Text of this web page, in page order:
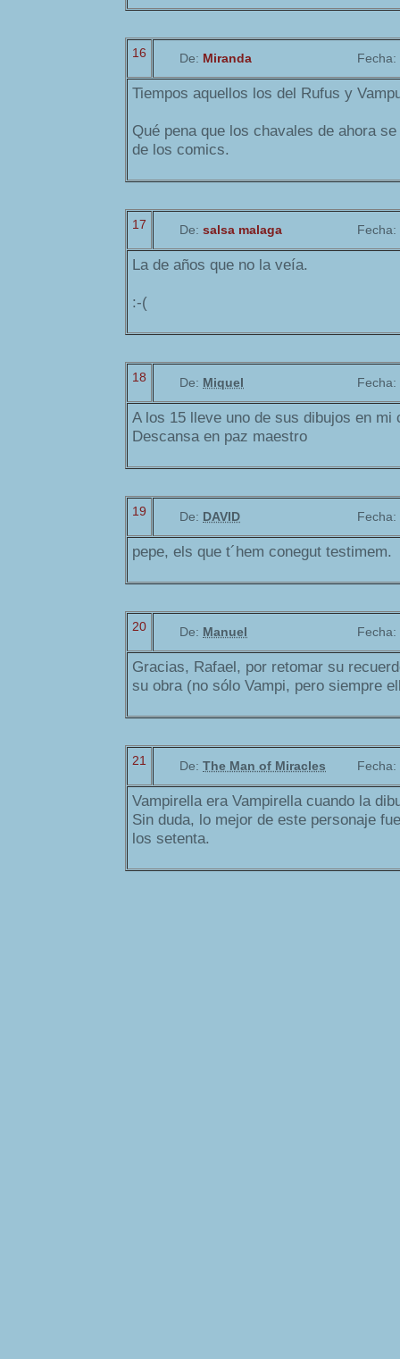
16 De: Miranda Fecha:
Tiempos aquellos los del Rufus y
Qué pena que los chavales de ahora
de los comics.
17 De: salsa malaga Fecha:
La de años que no la veía.
:-(
18 De: Miquel Fecha:
A los 15 lleve uno de sus dibujos en mi
Descansa en paz maestro
19 De: DAVID Fecha:
pepe, els que t´hem conegut testimem.
20 De: Manuel Fecha:
Gracias, Rafael, por retomar su
su obra (no sólo Vampi, pero siempre
21 De: The Man of Miracles Fecha:
Vampirella era Vampirella cuando la
Sin duda, lo mejor de este personaje
los setenta.